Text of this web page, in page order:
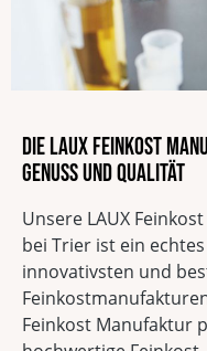
Die LAUX Feinkost
Genuss und Qualität
Unsere LAUX
bei Trier ist ein
innovativsten und
Feinkost Manufaktur